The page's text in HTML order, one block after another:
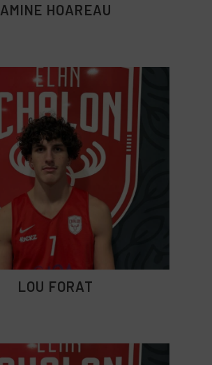
AMINE HOAREAU
LOU FORAT